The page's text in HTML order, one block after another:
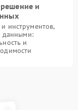
и
инструментов,
данными:
и